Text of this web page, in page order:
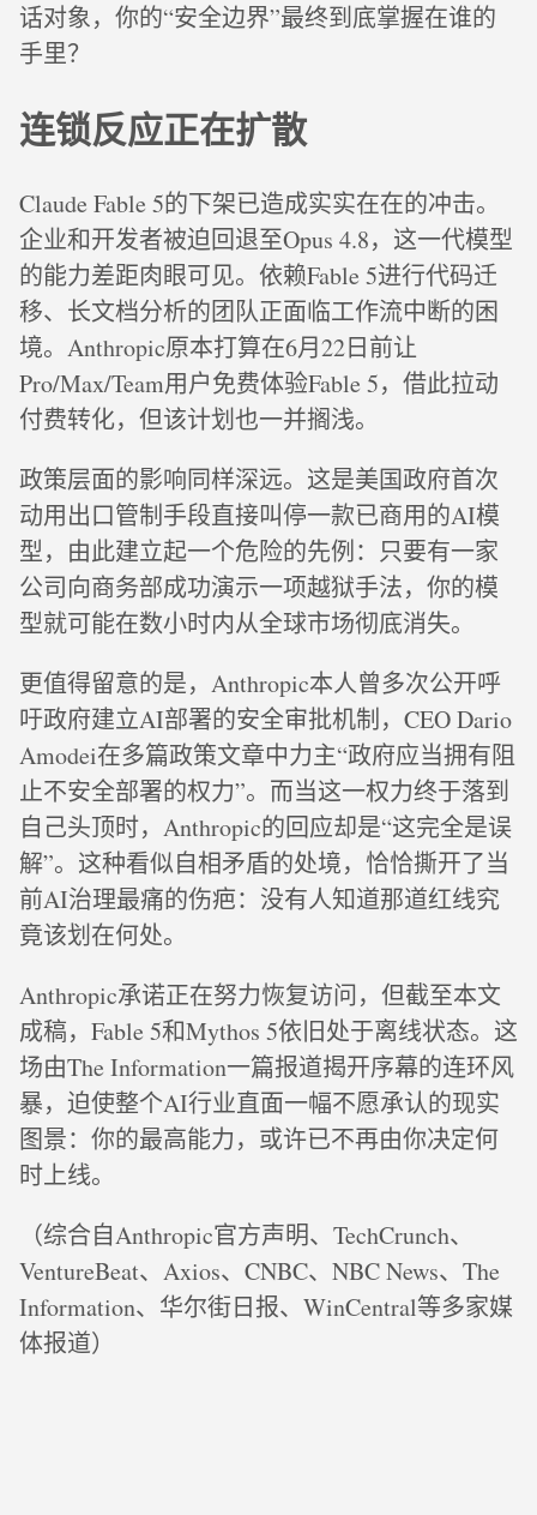
话对象，你的“安全边界”最终到底掌握在谁的
手里？
连锁反应正在扩散
Claude Fable 5的下架已造成实实在在的冲击。
企业和开发者被迫回退至Opus 4.8，这一代模型
的能力差距肉眼可见。依赖Fable 5进行代码迁
移、长文档分析的团队正面临工作流中断的困
境。Anthropic原本打算在6月22日前让
Pro/Max/Team用户免费体验Fable 5，借此拉动
付费转化，但该计划也一并搁浅。
政策层面的影响同样深远。这是美国政府首次
动用出口管制手段直接叫停一款已商用的AI模
型，由此建立起一个危险的先例：只要有一家
公司向商务部成功演示一项越狱手法，你的模
型就可能在数小时内从全球市场彻底消失。
更值得留意的是，Anthropic本人曾多次公开呼
吁政府建立AI部署的安全审批机制，CEO Dario
Amodei在多篇政策文章中力主“政府应当拥有阻
止不安全部署的权力”。而当这一权力终于落到
自己头顶时，Anthropic的回应却是“这完全是误
解”。这种看似自相矛盾的处境，恰恰撕开了当
前AI治理最痛的伤疤：没有人知道那道红线究
竟该划在何处。
Anthropic承诺正在努力恢复访问，但截至本文
成稿，Fable 5和Mythos 5依旧处于离线状态。这
场由The Information一篇报道揭开序幕的连环风
暴，迫使整个AI行业直面一幅不愿承认的现实
图景：你的最高能力，或许已不再由你决定何
时上线。
（综合自Anthropic官方声明、TechCrunch、
VentureBeat、Axios、CNBC、NBC News、The
Information、华尔街日报、WinCentral等多家媒
体报道）